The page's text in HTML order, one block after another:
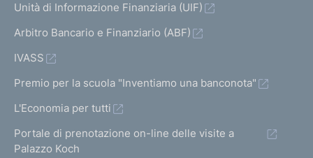
Unità di Informazione Finanziaria (UIF)
Arbitro Bancario e Finanziario (ABF)
IVASS
Premio per la scuola "Inventiamo una banconota"
L'Economia per tutti
Portale di prenotazione on-line delle visite a
Palazzo Koch